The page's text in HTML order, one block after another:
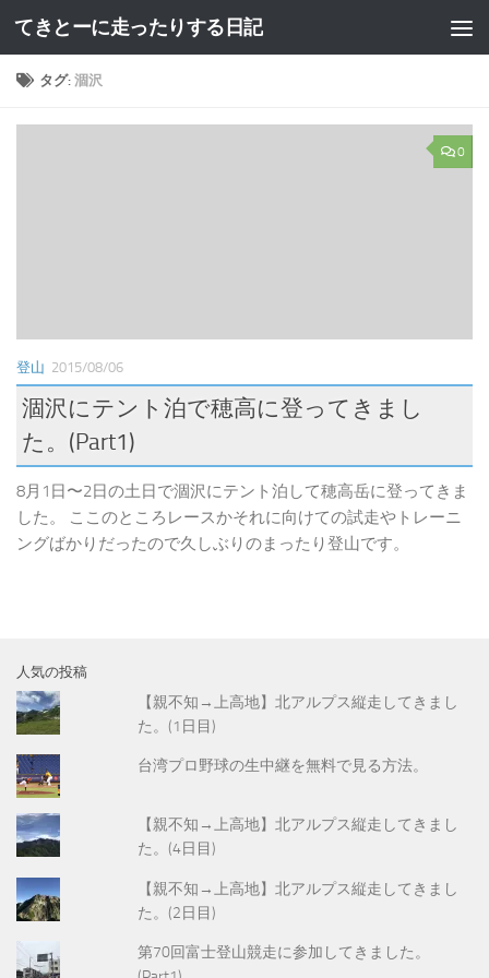
コンテンツへスキップ
てきとーに走ったりする日記
タグ:涸沢
0
登山 2015/08/06
涸沢にテント泊で穂高に登ってきまし
た。(Part1)
8月1日〜2日の土日で涸沢にテント泊して穂高岳に登ってきま
した。 ここのところレースかそれに向けての試走やトレーニ
ングばかりだったので久しぶりのまったり登山です。
人気の投稿
【親不知→上高地】北アルプス縦走してきまし
た。(1日目)
台湾プロ野球の生中継を無料で見る方法。
【親不知→上高地】北アルプス縦走してきまし
た。(4日目)
【親不知→上高地】北アルプス縦走してきまし
た。(2日目)
第70回富士登山競走に参加してきました。